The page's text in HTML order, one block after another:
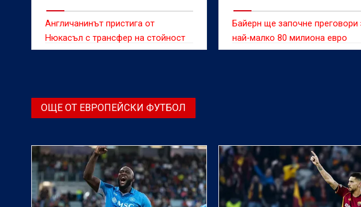
Англичанинът пристига от
Нюкасъл с трансфер на стойност
70млн. евро
Байерн ще започне преговори
най-малко 80 милиона евро
ОЩЕ ОТ ЕВРОПЕЙСКИ ФУТБОЛ